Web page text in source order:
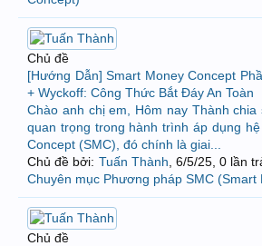
Chủ đề
[Hướng Dẫn] Smart Money Concept
+ Wyckoff: Công Thức Bắt Đáy An Toàn
Chào anh chị em, Hôm nay Thành
quan trọng trong hành trình áp dụng
Concept (SMC), đó chính là giai...
Chủ đề bởi: Tuấn Thành 6/5/25, 0 lần
Chuyên mục Phương pháp SMC (Smart
Chủ đề